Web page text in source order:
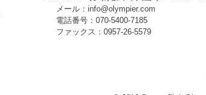
メール： info@olympier.com
電話番号：070-5400-7185
​ ファックス：0957-26-5579